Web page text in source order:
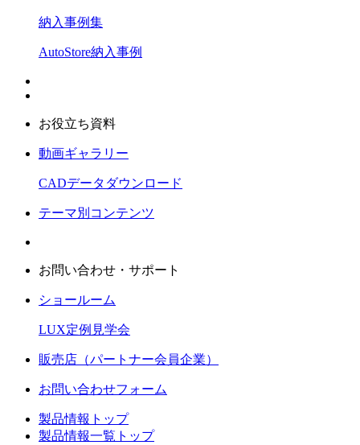
納入事例集
AutoStore納入事例
お役立ち資料
動画ギャラリー
CADデータダウンロード
テーマ別コンテンツ
お問い合わせ・サポート
ショールーム
LUX定例見学会
販売店（パートナー会員企業）
お問い合わせフォーム
製品情報トップ
製品情報一覧トップ